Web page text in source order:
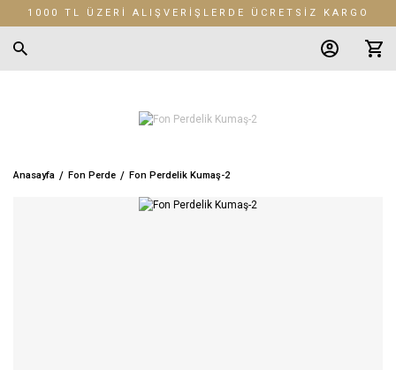
1000 TL ÜZERİ ALIŞVERİŞLERDE ÜCRETSİZ KARGO
Anasayfa Fon Perde Fon Perdelik Kumaş-2